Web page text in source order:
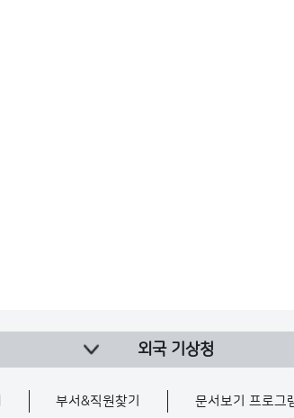
외국 기상청
부서&직원찾기 문서보기 프로그